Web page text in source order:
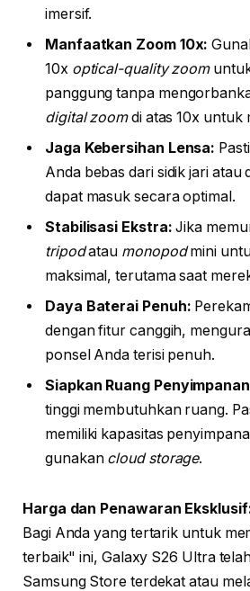
imersif.
Manfaatkan Zoom 10x:
10x optical-quality zoomuntuk
panggung tanpa
digital zoomdi atas 10x untuk
Jaga Kebersihan Lensa:
Anda bebas dari sidik jari atau
dapat masuk secara optimal.
Stabilisasi Ekstra: Jika
tripodatau monopodmini
maksimal, terutama saat
Daya Baterai Penuh:
dengan fitur canggih,
ponsel Anda terisi penuh.
Siapkan Ruang
tinggi membutuhkan ruang.
memiliki kapasitas
gunakan cloud storage.
Harga dan Penawaran
Bagi Anda yang tertarik untuk
terbaik" ini, Galaxy S26 Ultra
Samsung Store terdekat atau